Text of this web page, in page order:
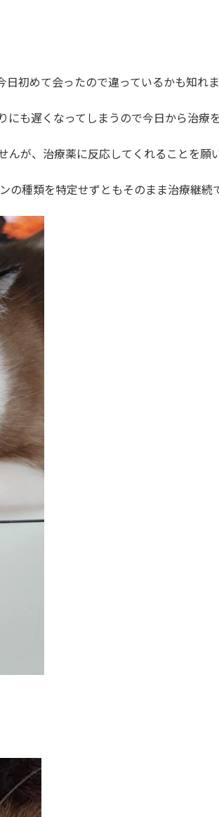
初めて会ったので違っているかも知れ
も遅くなってしまうので今日から治療
が、治療薬に反応してくれることを願い
種類を特定せずともそのまま治療継続